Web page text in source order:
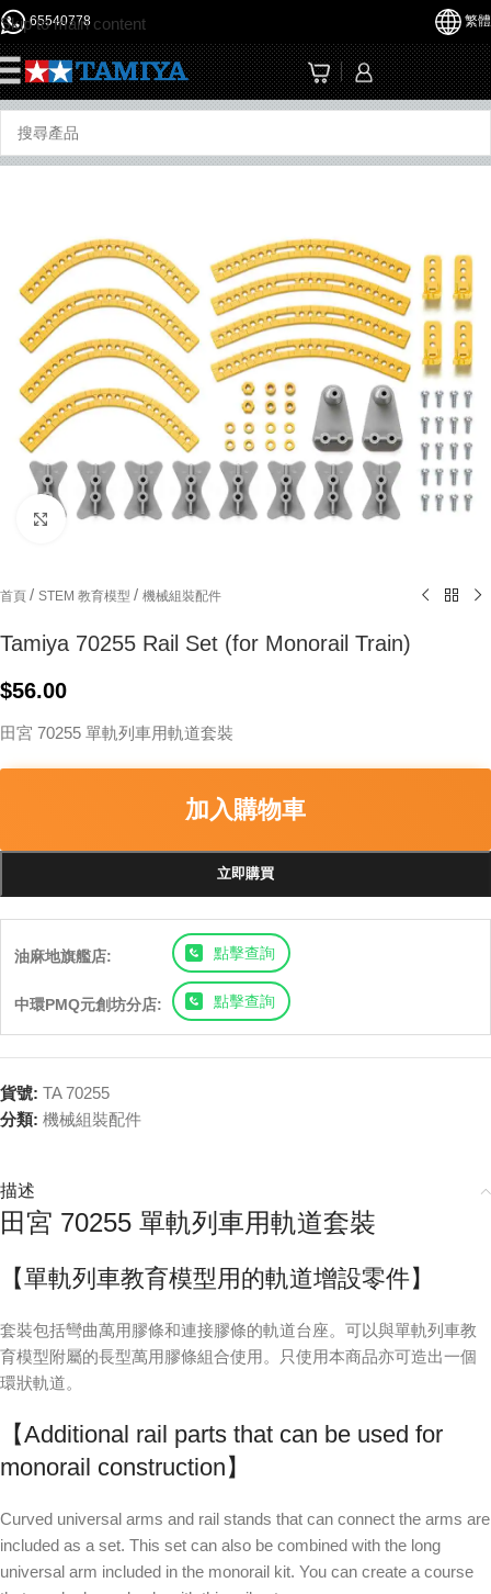
Skip to main content
65540778 繁體
Click to enlarge
首頁 / STEM 教育模型 / 機械組裝配件
Tamiya 70255 Rail Set (for Monorail Train)
$56.00
田宮 70255 單軌列車用軌道套裝
加入購物車
立即購買
油麻地旗艦店: 點擊查詢
中環PMQ元創坊分店: 點擊查詢
貨號: TA 70255
分類: 機械組裝配件
描述
田宮 70255 單軌列車用軌道套裝
【單軌列車教育模型用的軌道增設零件】
套裝包括彎曲萬用膠條和連接膠條的軌道台座。可以與單軌列車教
育模型附屬的長型萬用膠條組合使用。只使用本商品亦可造出一個
環狀軌道。
【Additional rail parts that can be used for
monorail construction】
Curved universal arms and rail stands that can connect the arms are
included as a set. This set can also be combined with the long
universal arm included in the monorail kit. You can create a course